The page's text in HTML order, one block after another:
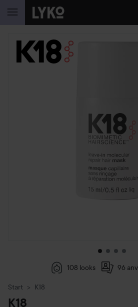
HOPPA TILL INNEHÅLLET
HOPPA ÖVER SEKTIONEN
108 looks 96
Start K18
K18